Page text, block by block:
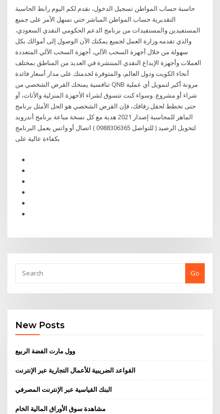
حاسبة حساب المواطن تسجيل الدخول، نقدم لكم اليوم رابط الحاسبة
التقديرية حساب المواطن المباشر حتي نسهل الأمر على جميع
المستفيدين والمستفيدات من برنامج الدعم الحكومي النقدي السعودي،
والذي تقدمه وزارة العمل لجميع يمكنك الآن الوصول إلى أموالك بكل
سهولة من خلال أجهزة السحب الآلي، أجهزة السحب الآلي المتعددة
العملات وأجهزة الإيداع النقدي المنتشرة في العديد من المناطق بمختلف
أنحاء الكويت ودول العالم، والمتوفرة لخدمتك على مدار أسعار فائدة
تنافسية يمنحك القرض الشخصي من QNB مرونة أكبر لتمويل أي عملية
شراء أو مشروع. وسواء كنت تتسوق لشراء الأجهزة المنزلية والأثاث، أو
حتى تخطط لحفل زفافك، فإن القرض الشخصي هو الحل الأمثل برنامج
الماهر للمحاسبة إصدار 2021 هدية مع كل نسخة مباعة برنامج أندرويد
لتحويل الرصيد ( للتواصل 0988306365 ) اتصال أو واتس يعمل البرنامج
بكفاءة عالية على
Go
New Posts
وول مارت الفضة الربيع
القواعد الضريبية للأعمال التجارية عبر الإنترنت
البنك القياسية عبر الإنترنت المصرفي
مشاهدة سوق الأوراق المالية الخام